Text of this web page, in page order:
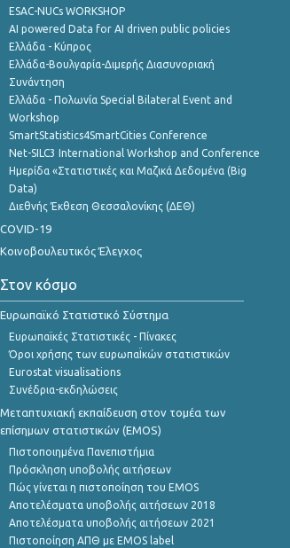
ESAC-NUCs WORKSHOP
AI powered Data for AI driven public policies
Ελλάδα - Κύπρος
Ελλάδα-Βουλγαρία-Διμερής Διασυνοριακή
Συνάντηση
Ελλάδα - Πολωνία Special Bilateral Event and
Workshop
SmartStatistics4SmartCities Conference
Net-SILC3 International Workshop and Conference
Ημερίδα «Στατιστικές και Μαζικά Δεδομένα (Big
Data)
Διεθνής Έκθεση Θεσσαλονίκης (ΔΕΘ)
COVID-19
Κοινοβουλευτικός Έλεγχος
Στον κόσμο
Ευρωπαϊκό Στατιστικό Σύστημα
Ευρωπαϊκές Στατιστικές - Πίνακες
Όροι χρήσης των ευρωπαΪκών στατιστικών
Eurostat visualisations
Συνέδρια-εκδηλώσεις
Μεταπτυχιακή εκπαίδευση στον τομέα των
επίσημων στατιστικών (EMOS)
Πιστοποιημένα Πανεπιστήμια
Πρόσκληση υποβολής αιτήσεων
Πώς γίνεται η πιστοποίηση του EMOS
Αποτελέσματα υποβολής αιτήσεων 2018
Αποτελέσματα υποβολής αιτήσεων 2021
Πιστοποίηση ΑΠΘ με EMOS label